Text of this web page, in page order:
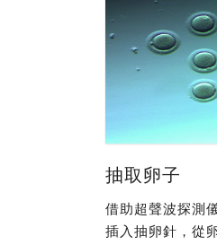
抽取卵子
借助超聲波探測
插入抽卵針，從